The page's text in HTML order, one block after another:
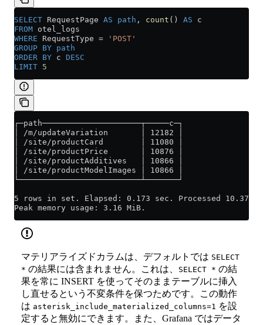
SELECT RequestPage AS path , count () AS c
FROM otel_logs
WHERE RequestType = 'POST'
GROUP BY path
ORDER BY c DESC
LIMIT 5
┌─path─────────────────────┬─────c─┐
│ /m/updateVariation       │ 12182 │
│ /site/productCard        │ 11080 │
│ /site/productPrice       │ 10876 │
│ /site/productAdditives   │ 10866 │
│ /site/productModelImages │ 10866 │
└──────────────────────────┴───────┘
5 rows in set. Elapsed: 0.173 sec. Processed 10.37
Peak memory usage: 3.16 MiB.
マテリアライズドカラムは、デフォルトでは SELECT
* の結果には含まれません。これは、 SELECT * の結
果を常に INSERT を使ってそのままテーブルに挿入
し直せるという不変条件を保つためです。この動作
は asterisk_include_materialized_columns=1 を設
定すると無効にできます。また、Grafana ではデータ